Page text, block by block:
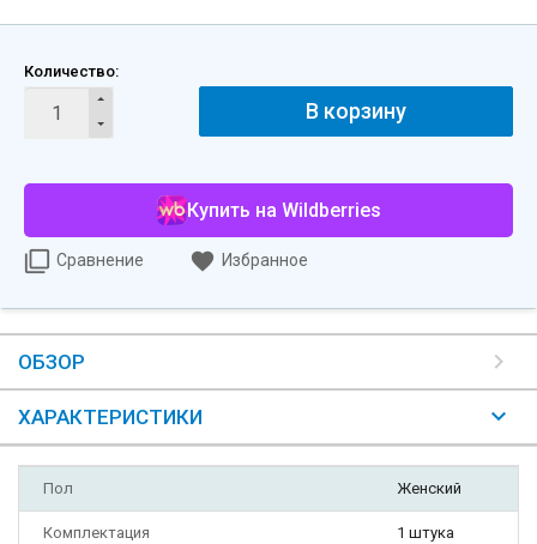
Количество:
В корзину
Купить на Wildberries
Сравнение Избранное
ОБЗОР
ХАРАКТЕРИСТИКИ
Пол Женский
Комплектация 1 штука